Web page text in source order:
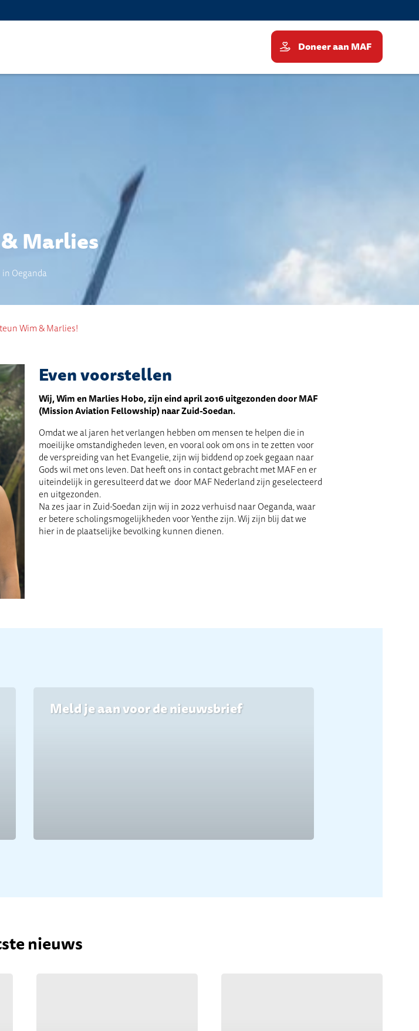
Doneer aan MAF
Marlies
in Oeganda
Wim & Marlies!
Even voorstellen
Wij, Wim en Marlies Hobo, zijn eind april 2016 uitgezonden door MAF
(Mission Aviation Fellowship) naar Zuid-Soedan.
Omdat we al jaren het verlangen hebben om mensen te helpen die in
moeilijke omstandigheden leven, en vooral ook om ons in te zetten voor
de verspreiding van het Evangelie, zijn wij biddend op zoek gegaan naar
Gods wil met ons leven. Dat heeft ons in contact gebracht met MAF en er
uiteindelijk in geresulteerd dat we door MAF Nederland zijn geselecteerd
en uitgezonden.
Na zes jaar in Zuid-Soedan zijn wij in 2022 verhuisd naar Oeganda, waar
er betere scholingsmogelijkheden voor Yenthe zijn. Wij zijn blij dat we
hier in de plaatselijke bevolking kunnen dienen.
Meld je aan voor de nieuwsbrief
nieuws